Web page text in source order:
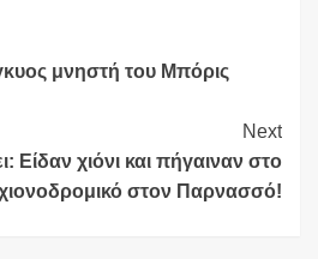
μνηστή του Μπόρις
Next
Είδαν χιόνι και πήγαιναν στο
στον Παρνασσό!